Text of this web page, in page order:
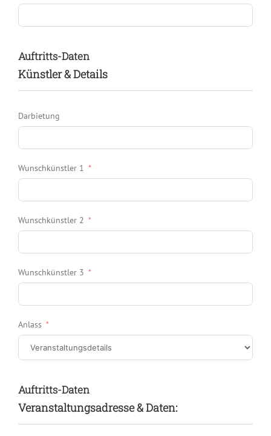
Auftritts-Daten
Künstler & Details
Darbietung
Wunschkünstler 1
Wunschkünstler 2
Wunschkünstler 3
Anlass
Auftritts-Daten
Veranstaltungsadresse & Daten: